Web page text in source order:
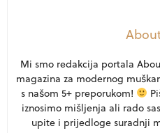
Mi smo redakcija portala
magazina za modernog
s našom 5+ preporukom!
iznosimo mišljenja ali rado
upite i prijedloge suradnji